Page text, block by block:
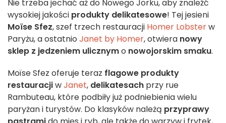
Nie trzeba jechać aż do Nowego Jorku, aby znaleźć
wysokiej jakości produkty delikatesowe! Tej jesieni
Moïse Sfez, szef trzech restauracji Homer Lobsterw
Paryżu, a ostatnio Janet by Homer, otwiera nowy
sklep z jedzeniem ulicznymo nowojorskim smaku.
Moïse Sfez oferuje teraz flagowe produkty
restauracjiwJanet, delikatesach przy rue
Rambuteau, które podbiły już podniebienia wielu
paryżan i turystów. Do klasyków należą przyprawy